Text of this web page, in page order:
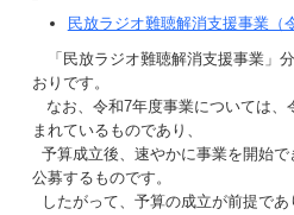
民放ラジオ難聴解消支援事業（
「民放ラジオ難聴解消支援事業」
おりです。
なお、令和7年度事業については、
まれているものであり、
予算成立後、速やかに事業を開始
公募するものです。
したがって、予算の成立が前提で